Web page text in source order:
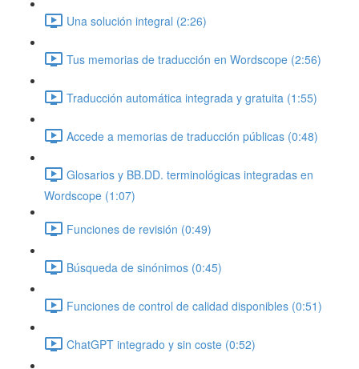
Una solución integral (2:26)
Tus memorias de traducción en Wordscope (2:56)
Traducción automática integrada y gratuita (1:55)
Accede a memorias de traducción públicas (0:48)
Glosarios y BB.DD. terminológicas integradas en
Wordscope (1:07)
Funciones de revisión (0:49)
Búsqueda de sinónimos (0:45)
Funciones de control de calidad disponibles (0:51)
ChatGPT integrado y sin coste (0:52)